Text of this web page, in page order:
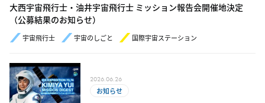
大西宇宙飛行士・油井宇宙飛行士 ミッション報告会開催地決定
（公募結果のお知らせ）
宇宙飛行士 宇宙のしごと 国際宇宙ステーション
2026.06.26
お知らせ